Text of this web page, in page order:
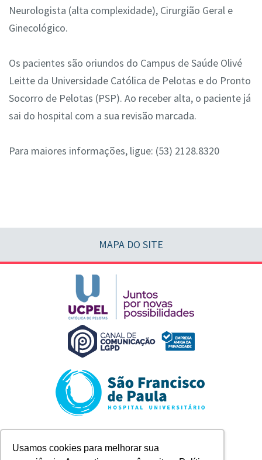
Usamos cookies para melhorar sua
Neurologista (alta complexidade), Cirurgião Geral e
Ginecológico.
Os pacientes são oriundos do Campus de Saúde Olivé
Leitte da Universidade Católica de Pelotas e do Pronto
Socorro de Pelotas (PSP). Ao receber alta, o paciente já
sai do hospital com a sua revisão marcada.
Para maiores informações, ligue: (53) 2128.8320
MAPA DO SITE
Pelotas/RS